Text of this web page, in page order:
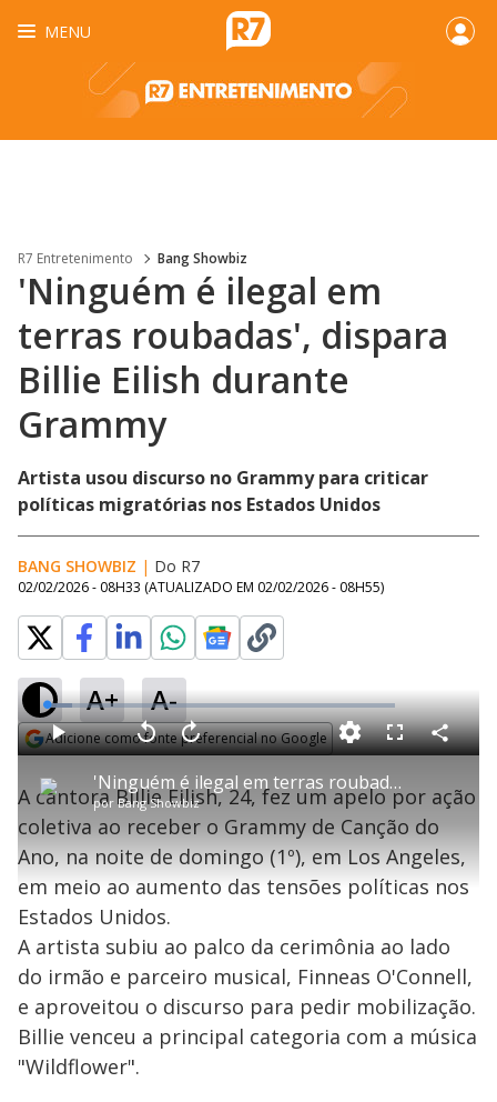
MENU
R7 Entretenimento Bang Showbiz
'Ninguém é ilegal em
terras roubadas', dispara
Billie Eilish durante
Grammy
Artista usou discurso no Grammy para criticar
políticas migratórias nos Estados Unidos
BANG SHOWBIZ | Do R7
02/02/2026 - 08H33 (ATUALIZADO EM 02/02/2026 - 08H55)
A+ A-
Adicione como fonte preferencial no Google
P
l
a
y
V
'Ninguém é ilegal em terras roubadas', dispara Billie Eilish durante Grammy
por Bang Showbiz
P V
t
a
r
0
g
n
d
s
A
a
n
a
1
s
e
u
n
M
u
d
o
L
o
a
d
e
.
4
0
%
F
l
s
c
e
n
C
o
a
r
a
A cantora Billie Eilish, 24, fez um apelo por ação
coletiva ao receber o Grammy de Canção do
Ano, na noite de domingo (1º), em Los Angeles,
em meio ao aumento das tensões políticas nos
Estados Unidos.
A artista subiu ao palco da cerimônia ao lado
do irmão e parceiro musical, Finneas O'Connell,
e aproveitou o discurso para pedir mobilização.
Billie venceu a principal categoria com a música
"Wildflower".